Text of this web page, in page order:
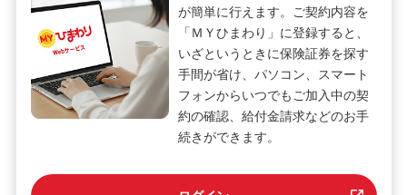
が簡単に行えます。ご契約内容を
「ＭＹひまわり」に登録すると、
いざというときに保険証券を探す
手間が省け、パソコン、スマート
フォンからいつでもご加入中の契
約の確認、給付金請求などのお手
続きができます。